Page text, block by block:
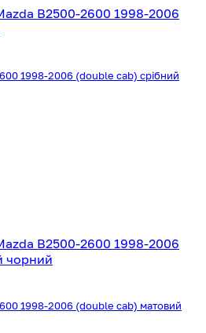
1998-2006 (double cab) срібний
1998-2006 (double cab) матовий